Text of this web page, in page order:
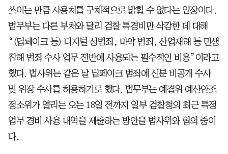
쓰이는 만큼 사용처를 구체적으로 밝힐 수 없다는 입장이다.
법무부는 다른 부처와 달리 검찰 특경비만 삭감한 데 대해
“(딥페이크 등) 디지털 성범죄, 마약 범죄, 산업재해 등 민생
침해 범죄 수사 업무 전반에 사용되는 필수적인 비용”이라고
했다. 법사위는 같은 날 딥페이크 범죄에 신분 비공개 수사
및 위장 수사를 허용하기로 했다. 법무부는 예결위 예산안조
정소위가 열리는 오는 18일 전까지 일부 검찰청의 최근 특정
업무 경비 사용 내역을 제출하는 방안을 법사위와 협의 중이
다.